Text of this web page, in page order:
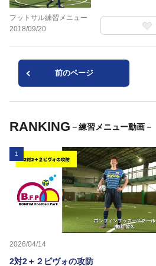
フットサル練習メニュー
2018/09/20
前のページ
RANKING －練習メニュー動画－
1
2026/04/14
2対2＋２ピヴォの攻防